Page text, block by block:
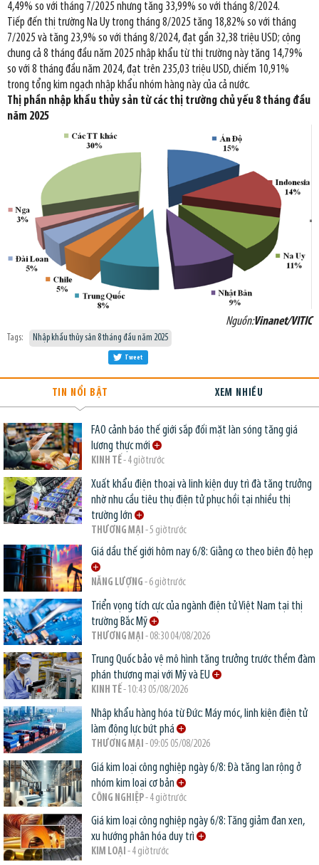
4,49% so với tháng 7/2025 nhưng tăng 33,99% so với tháng 8/2024.
Tiếp đến thị trường Na Uy trong tháng 8/2025 tăng 18,82% so với tháng
7/2025 và tăng 23,9% so với tháng 8/2024, đạt gần 32,38 triệu USD; cộng
chung cả 8 tháng đầu năm 2025 nhập khẩu từ thị trường này tăng 14,79%
so với 8 tháng đầu năm 2024, đạt trên 235,03 triệu USD, chiếm 10,91%
trong tổng kim ngạch nhập khẩu nhóm hàng này của cả nước.
Thị phần nhập khẩu thủy sản từ các thị trường chủ yếu 8 tháng đầu
năm 2025
Nguồn:Vinanet/VITIC
Tags: Nhập khẩu thủy sản 8 tháng đầu năm 2025
Tweet
TIN NỔI BẬT XEM NHIỀU
FAO cảnh báo thế giới sắp đối mặt làn sóng tăng giá
lương thực mới
KINH TẾ- 4 giờ trước
Xuất khẩu điện thoại và linh kiện duy trì đà tăng trưởng
nhờ nhu cầu tiêu thụ điện tử phục hồi tại nhiều thị
trường lớn
THƯƠNG MẠI - 5 giờ trước
Giá dầu thế giới hôm nay 6/8: Giằng co theo biên độ hẹp
NĂNG LƯỢNG - 6 giờ trước
Triển vọng tích cực của ngành điện tử Việt Nam tại thị
trường Bắc Mỹ
THƯƠNG MẠI - 08:30 04/08/2026
Trung Quốc bảo vệ mô hình tăng trưởng trước thềm đàm
phán thương mại với Mỹ và EU
KINH TẾ- 10:43 05/08/2026
Nhập khẩu hàng hóa từ Đức: Máy móc, linh kiện điện tử
làm động lực bứt phá
THƯƠNG MẠI - 09:05 05/08/2026
Giá kim loại công nghiệp ngày 6/8: Đà tăng lan rộng ở
nhóm kim loại cơ bản
CÔNG NGHIỆP- 4 giờ trước
Giá kim loại công nghiệp ngày 6/8: Tăng giảm đan xen,
xu hướng phân hóa duy trì
KIM LOẠI - 4 giờ trước